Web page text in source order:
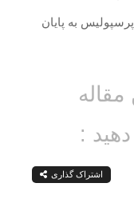
به پایان
مقاله
دهید :
اشتراک گذاری